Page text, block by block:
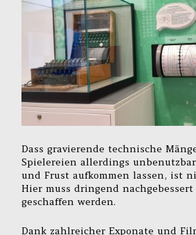
Dass gravierende technische
Spielereien allerdings
und Frust aufkommen lassen, ist
Hier muss dringend
geschaffen werden.
Dank zahlreicher Exponate und